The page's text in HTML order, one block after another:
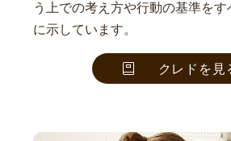
う上での考え方や行動の基準をす
に示しています。
クレドを見